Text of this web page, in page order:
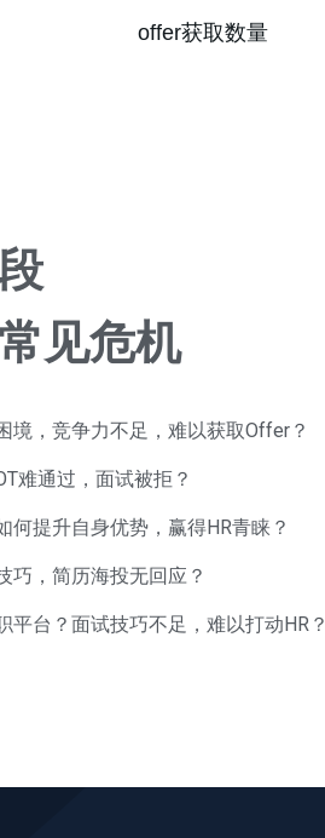
offer获取数量
见危机
境，竞争力不足，难以获取Offer？
难通过，面试被拒？
何提升自身优势，赢得HR青睐？
巧，简历海投无回应？
平台？面试技巧不足，难以打动HR？